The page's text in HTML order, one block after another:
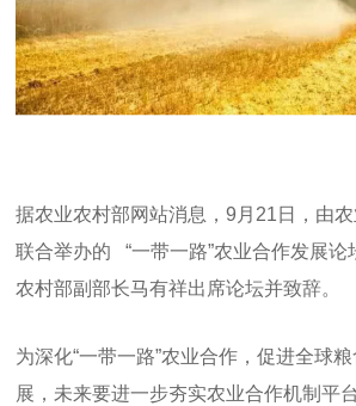
据农业农村部网站消息， 9 月 21 日，由
联合举办的
“一带一路”农业合作发展论
农村部副部长马有祥出席论坛并致辞。
为深化“一带一路”农业合作，促进全球
展，未来要进一步夯实农业合作机制平